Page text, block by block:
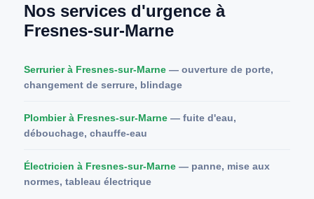
Nos services d'urgence à
Fresnes-sur-Marne
Serrurier à Fresnes-sur-Marne — ouverture de porte,
changement de serrure, blindage
Plombier à Fresnes-sur-Marne — fuite d'eau,
débouchage, chauffe-eau
Électricien à Fresnes-sur-Marne — panne, mise aux
normes, tableau électrique